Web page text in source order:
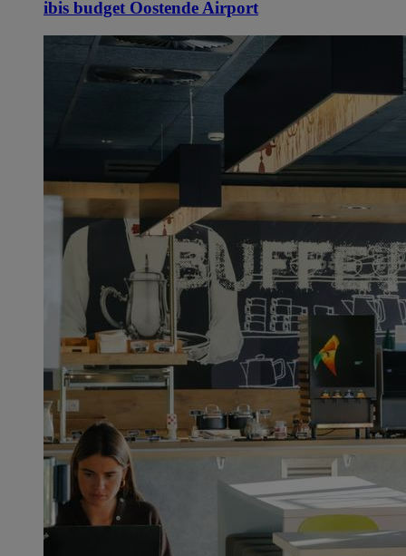
ibis budget Oostende Airport